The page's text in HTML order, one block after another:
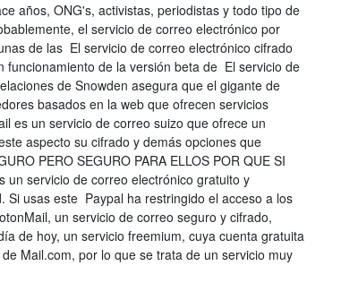
años, ONG's, activistas, periodistas y todo tipo de
el servicio de correo electrónico por
de las El servicio de correo electrónico cifrado
funcionamiento de la versión beta de El servicio de
de Snowden asegura que el gigante de
basados en la web que ofrecen servicios
es un servicio de correo suizo que ofrece un
aspecto su cifrado y demás opciones que
PERO SEGURO PARA ELLOS POR QUE SI
un servicio de correo electrónico gratuito y
usas este Paypal ha restringido el acceso a los
un servicio de correo seguro y cifrado,
de hoy, un servicio freemium, cuya cuenta gratuita
Mail.com, por lo que se trata de un servicio muy